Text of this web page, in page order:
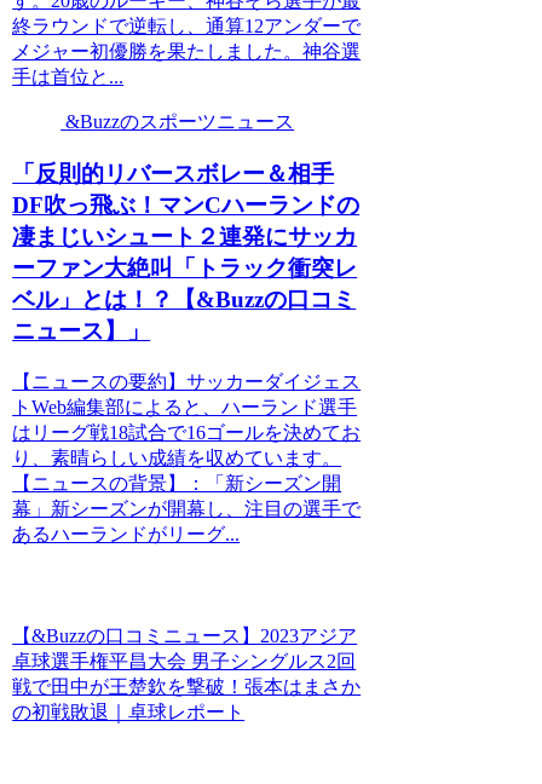
終ラウンドで逆転し、通算12アンダーで
メジャー初優勝を果たしました。神谷選
手は首位と...
&Buzzのスポーツニュース
「反則的リバースボレー＆相手
DF吹っ飛ぶ！マンCハーランドの
凄まじいシュート２連発にサッカ
ーファン大絶叫「トラック衝突レ
ベル」とは！？【&Buzzの口コミ
ニュース】」
【ニュースの要約】サッカーダイジェス
トWeb編集部によると、ハーランド選手
はリーグ戦18試合で16ゴールを決めてお
り、素晴らしい成績を収めています。
【ニュースの背景】：「新シーズン開
幕」新シーズンが開幕し、注目の選手で
あるハーランドがリーグ...
【&Buzzの口コミニュース】2023アジア
卓球選手権平昌大会 男子シングルス2回
戦で田中が王楚欽を撃破！張本はまさか
の初戦敗退｜卓球レポート